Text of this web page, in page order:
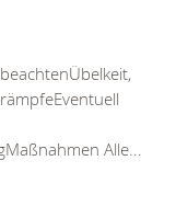
Alle...